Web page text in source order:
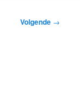
Volgende →